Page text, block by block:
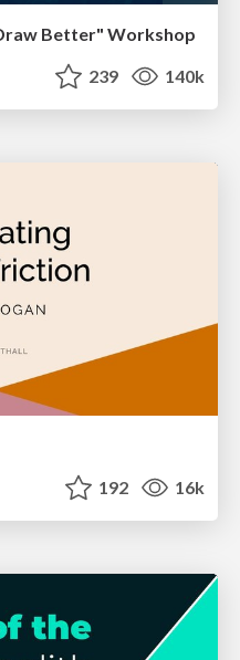
Better" Workshop
239 140k
192 16k